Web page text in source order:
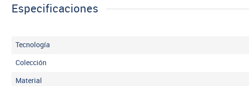
Especificaciones
Tecnología
Colección
Material